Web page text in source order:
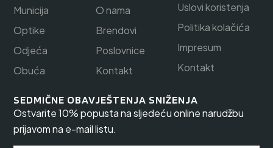
Municija
Optike
Odjeća
Obuća
O nama
Brendovi
Poslovnice
Kontakt
Uslovi koristenja
Politika kolačića
Impresum
Kontakt
SEDMIČNE OBAVJEŠTENJA SNIŽENJA
Ostvarite 10% popusta na sljedeću online narudžbu
prijavom na e-mail listu.